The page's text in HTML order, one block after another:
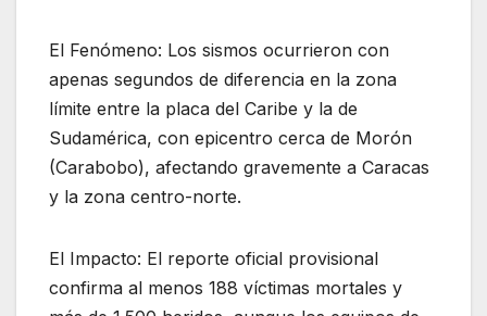
​El Fenómeno: Los sismos ocurrieron con
apenas segundos de diferencia en la zona
límite entre la placa del Caribe y la de
Sudamérica, con epicentro cerca de Morón
(Carabobo), afectando gravemente a Caracas
y la zona centro-norte.
El Impacto: El reporte oficial provisional
confirma al menos 188 víctimas mortales y